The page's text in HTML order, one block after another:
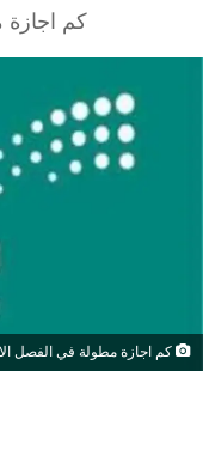
كم
كم اجازة مطولة في الفصل